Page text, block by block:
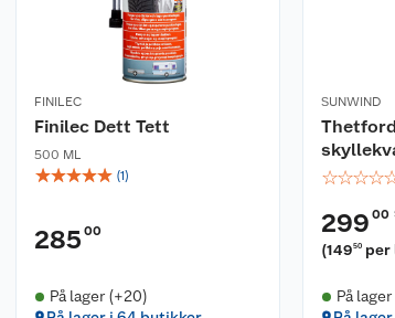
FINILEC
Finilec Dett Tett
500 ML
☆☆☆☆☆ (1)
285 00
På lager (+20)
SUNWIND
☆☆☆☆
299 00
(14950 per
På